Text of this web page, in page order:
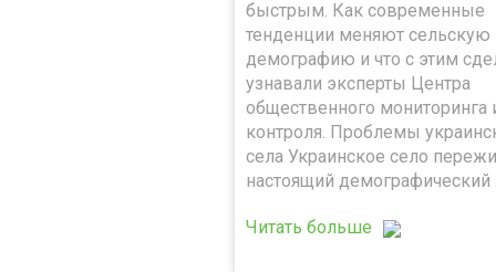
быстрым. Как современные
тенденции меняют сельскую
демографию и что с этим
узнавали эксперты Центра
общественного мониторинга
контроля. Проблемы
села Украинское село
настоящий демографический
Читать больше